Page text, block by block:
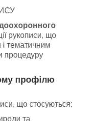
рукописи, що
і тематичним
процедуру
профілю
що стосуються:
та